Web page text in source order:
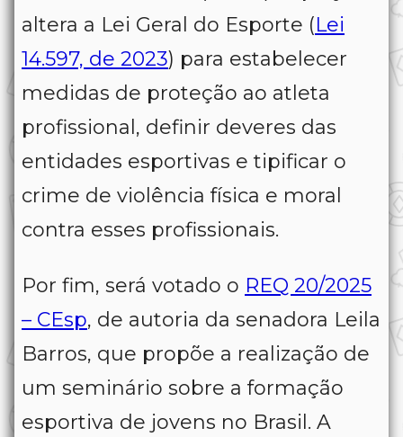
altera a Lei Geral do Esporte (Lei
14.597, de 2023) para estabelecer
medidas de proteção ao atleta
profissional, definir deveres das
entidades esportivas e tipificar o
crime de violência física e moral
contra esses profissionais.
Por fim, será votado o REQ 20/2025
– CEsp, de autoria da senadora Leila
Barros, que propõe a realização de
um seminário sobre a formação
esportiva de jovens no Brasil. A